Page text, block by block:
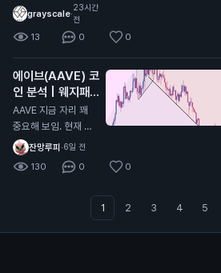
센딩트라이앵글 모양
이라서 비트가 0원가
거나 위로 계속 쏘거
재 자리에서 풀매수는
비추하는 이유 1. 하이
킨아시 주봉이 아직까
D 모양이 아직 바닥
안쪽으로 더 들어가야
함 3. 스톡캐스틱 모
양 또한 쌍바닥형태로
내려가고 있는 진행형
상태라 추가하락(살
짝)이 남아있을 확률
기다리다가 더 떨어지
grayscale·
23시간
전
13 0 0
에이브(AAVE) 코
인 분석 | 웨지패턴
발생중
AAVE 지금 자리 꽤
중요해 보임. 현재 대
형 웨지 하단 지지선
인 96.3달러 부근 테
스트 중임. 여기 지켜
잔망루피·6일 전
130 0 0
1 2 3 4 5